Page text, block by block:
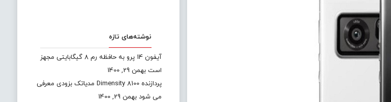
نوشته‌های تازه
آیفون 14 پرو به حافظه رم 8 گیگابایتی مجهز
است بهمن 29, 1400
پردازنده Dimensity 8100 مدیاتک بزودی معرفی
می شود بهمن 29, 1400